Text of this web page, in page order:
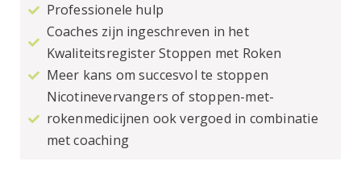
Professionele hulp
Coaches zijn ingeschreven in het
Kwaliteitsregister Stoppen met Roken
Meer kans om succesvol te stoppen
Nicotinevervangers of stoppen-met-
rokenmedicijnen ook vergoed in combinatie
met coaching